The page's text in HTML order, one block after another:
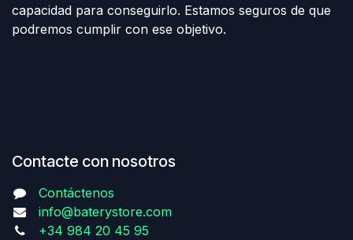
capacidad para conseguirlo. Estamos seguros de que
podremos cumplir con ese objetivo.
Contacte con nosotros
Contáctenos
info@baterystore.com
+34 984 20 45 95